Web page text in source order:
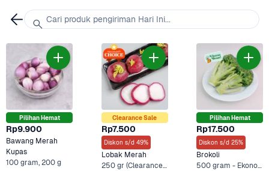
Pilihan Hemat
Rp9.900
Bawang Merah
Kupas
100 gram, 200 g
Clearance Sale
Rp7.500
Diskon s/d 49%
Lobak Merah
250 gr (Clearance Sale), 250 g
Pilihan Hemat
Rp17.500
Diskon s/d 25%
Brokoli
500 gram - Ekonomis, 500 g +2 Lainnya
Cari produk pengiriman Hari Ini...